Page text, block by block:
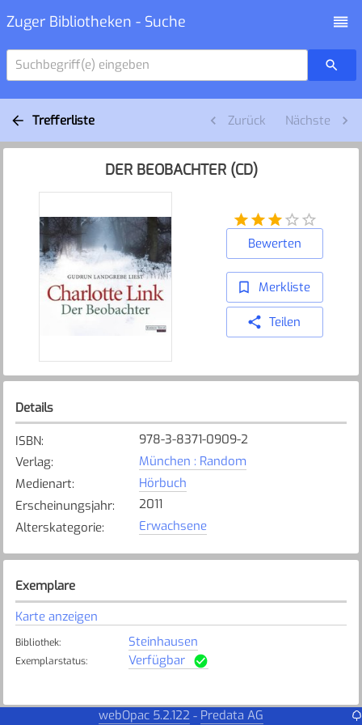
Zuger Bibliotheken - Suche
Suchbegriff(e) eingeben
Trefferliste Zurück Nächste
DER BEOBACHTER (CD)
Bewerten
Merkliste
Teilen
Details
ISBN:
978-3-8371-0909-2
Verlag:
München : Random
Medienart:
Hörbuch
Erscheinungsjahr:
2011
Alterskategorie: Erwachsene
Exemplare
Karte anzeigen
Bibliothek: Steinhausen
Exemplarstatus: Verfügbar
webOpac 5.2.122 - Predata AG